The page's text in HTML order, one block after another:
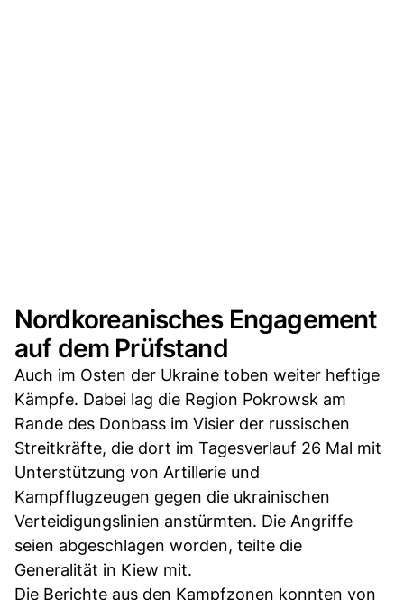
Nordkoreanisches Engagement
auf dem Prüfstand
Auch im Osten der Ukraine toben weiter heftige
Kämpfe. Dabei lag die Region Pokrowsk am
Rande des Donbass im Visier der russischen
Streitkräfte, die dort im Tagesverlauf 26 Mal mit
Unterstützung von Artillerie und
Kampfflugzeugen gegen die ukrainischen
Verteidigungslinien anstürmten. Die Angriffe
seien abgeschlagen worden, teilte die
Generalität in Kiew mit.
Die Berichte aus den Kampfzonen konnten von